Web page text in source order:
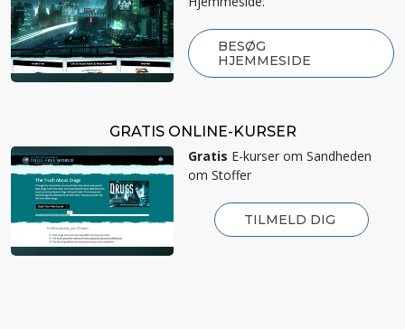
BESØG
HJEMMESIDE
GRATIS ONLINE-KURSER
Gratis E-kurser om Sandheden
om Stoffer
TILMELD DIG